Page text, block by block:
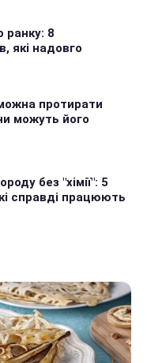
ранку: 8
які надовго
протирати
можуть його
без "хімії": 5
справді працюють